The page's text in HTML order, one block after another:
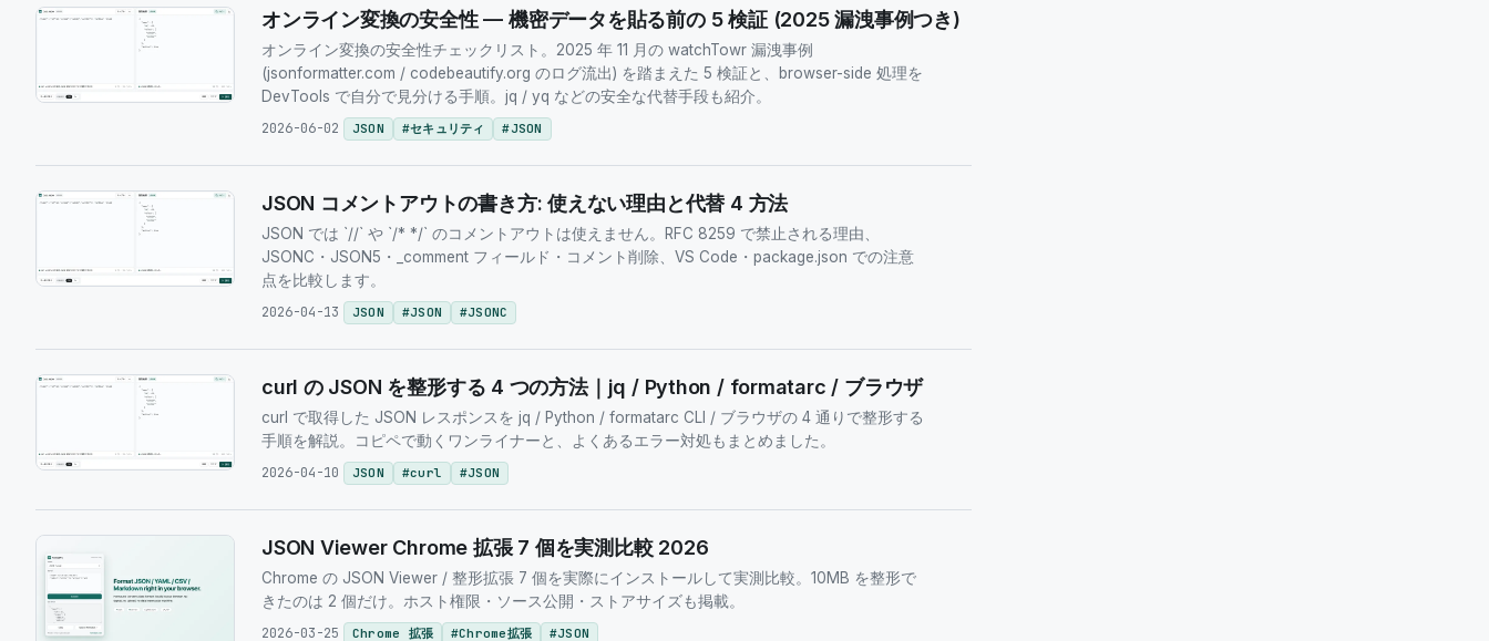
オンライン変換の安全性 — 機密データを貼る前の 5 検証 (2025 漏洩事例つき)
オンライン変換の安全性チェックリスト。2025 年 11 月の watchTowr 漏洩事例
(jsonformatter.com / codebeautify.org のログ流出) を踏まえた 5 検証と、browser-side 処理を
DevTools で自分で見分ける手順。jq / yq などの安全な代替手段も紹介。
2026-06-02
JSON #セキュリティ #JSON
JSON コメントアウトの書き方: 使えない理由と代替 4 方法
JSON では `//` や `/* */` のコメントアウトは使えません。RFC 8259 で禁止される理由、
JSONC・JSON5・_comment フィールド・コメント削除、VS Code・package.json での注意
点を比較します。
2026-04-13
JSON #JSON #JSONC
curl の JSON を整形する 4 つの方法｜jq / Python / formatarc / ブラウザ
curl で取得した JSON レスポンスを jq / Python / formatarc CLI / ブラウザの 4 通りで整形する
手順を解説。コピペで動くワンライナーと、よくあるエラー対処もまとめました。
2026-04-10
JSON #curl #JSON
JSON Viewer Chrome 拡張 7 個を実測比較 2026
Chrome の JSON Viewer / 整形拡張 7 個を実際にインストールして実測比較。10MB を整形で
きたのは 2 個だけ。ホスト権限・ソース公開・ストアサイズも掲載。
2026-03-25
Chrome 拡張 #Chrome拡張 #JSON